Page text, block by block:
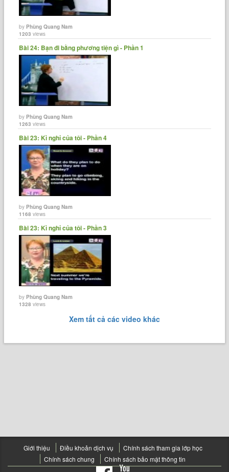
byPhùng Quang Nam
1203 views
Bài 24: Bạn đi bằng phương tiện gì - Phần 1
byPhùng Quang Nam
1263 views
Bài 23: Kì nghỉ của tôi - Phần 4
byPhùng Quang Nam
1168 views
Bài 23: Kì nghỉ của tôi - Phần 3
byPhùng Quang Nam
1328 views
Xem tất cả các video khác
Giới thiệu Điều khoản dịch vụ
Chính sách tham gia lớp học
Chính sách chung
Chính sách bảo mật thông tin